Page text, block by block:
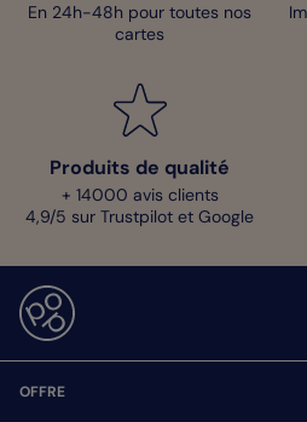
En 24h-48h pour toutes nos
cartes
Produits de qualité
+ 14000 avis clients
4,9/5 sur Trustpilot et Google
OFFRE